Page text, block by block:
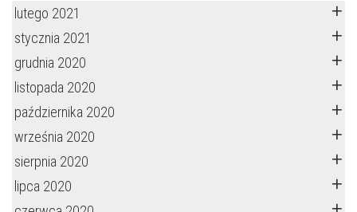
lutego 2021
stycznia 2021
grudnia 2020
listopada 2020
października 2020
września 2020
sierpnia 2020
lipca 2020